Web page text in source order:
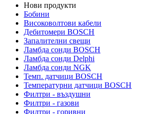
Нови продукти
Бобини
Високоволтови кабели
Дебитомери BOSCH
Запалителни свещи
Ламбда сонди BOSCH
Ламбда сонди Delphi
Ламбда сонди NGK
Темп. датчици BOSCH
Температурни датчици BOSCH
Филтри - въздушни
Филтри - газови
Филтри - горивни